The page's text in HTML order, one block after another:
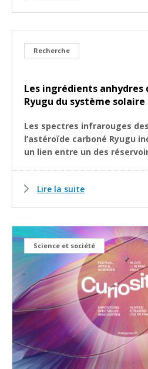
Recherche
Les ingrédients anhydres
Ryugu du système
Les spectres infrarouges
l’astéroïde carboné Ryugu
un lien entre un des
Lire la suite
Science et société